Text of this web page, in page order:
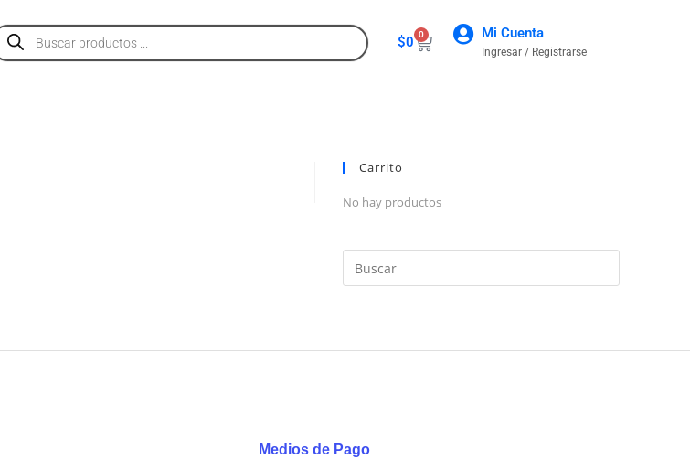
$0 0 Mi Cuenta
Ingresar / Registrarse
Carrito
No hay productos
Medios de Pago